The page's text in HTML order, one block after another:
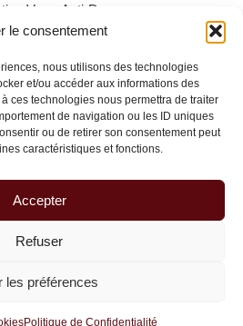
le consentement
nous utilisons des technologies
et/ou accéder aux informations des
ces technologies nous permettra de traiter
de navigation ou les ID uniques
ou de retirer son consentement peut
caractéristiques et fonctions.
Accepter
Refuser
les préférences
Politique de Confidentialité
Verre Anti-Drogue
Recharge Mobile
Kékébus
Menu